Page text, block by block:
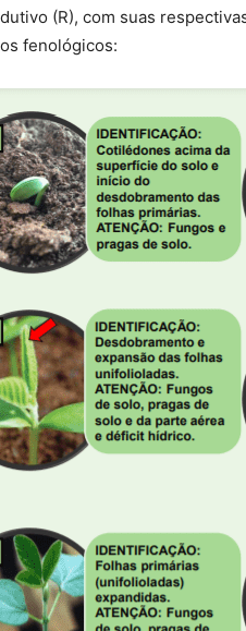
(R), com suas
fenológicos: